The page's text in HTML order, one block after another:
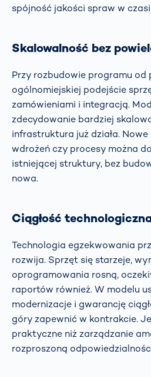
spójność jakości spraw w
Skalowalność bez
Przy rozbudowie programu od
ogólnomiejskiej podejście
zamówieniami i integracją.
zdecydowanie bardziej
infrastruktura już działa.
wdrożeń czy procesy można
istniejącej struktury, bez
nowa.
Ciągłość
Technologia egzekwowania
rozwija. Sprzęt się starzeje,
oprogramowania rosną,
raportów również. W modelu
modernizacje i gwarancję
góry zapewnić w kontrakcie.
praktyczne niż zarządzanie
rozproszoną